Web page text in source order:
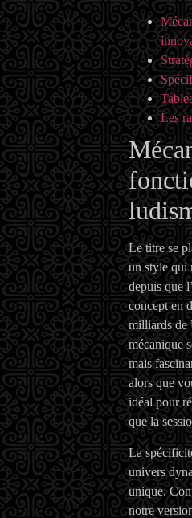
Les
Le titre se
un style qui
depuis que
concept en
milliards de
mécanique
mais
alors que
idéal pour
que la
La
univers
unique.
notre